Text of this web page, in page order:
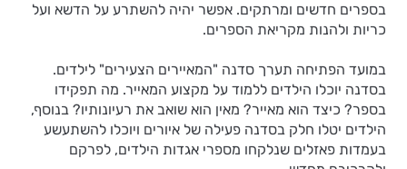
בספרים חדשים ומרתקים. אפשר יהיה להשתרע על הדשא ועל
כריות ולהנות מקריאת הספרים.
במועד הפתיחה תערך סדנה "המאיירים הצעירים" לילדים.
בסדנה יוכלו הילדים ללמוד על מקצוע המאייר. מה תפקידו
בספר? כיצד הוא מאייר? מאין הוא שואב את רעיונותיו? בנוסף,
הילדים יטלו חלק בסדנה פעילה של איורים ויוכלו להשתעשע
בעמדות פאזלים שנלקחו מספרי אגדות הילדים, לפרקם